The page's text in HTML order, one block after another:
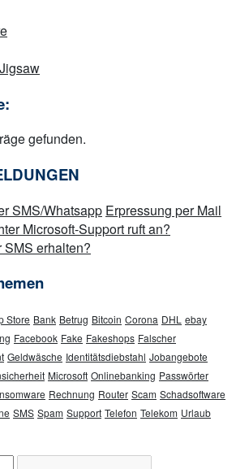
gefunden.
SMS/Whatsapp Erpressung per Mail
Microsoft-Support ruft an?
erhalten?
Store Bank Betrug Bitcoin Corona DHL ebay
Facebook Fake Fakeshops Falscher
Geldwäsche Identitätsdiebstahl Jobangebote
Microsoft Onlinebanking Passwörter
Rechnung Router Scam Schadsoftware
SMS Spam Support Telefon Telekom Urlaub